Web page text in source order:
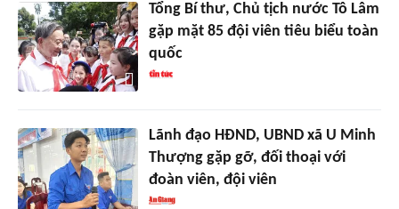
Tổng Bí thư, Chủ tịch nước Tô Lâm
gặp mặt 85 đội viên tiêu biểu toàn
quốc
Lãnh đạo HĐND, UBND xã U Minh
Thượng gặp gỡ, đối thoại với
đoàn viên, đội viên